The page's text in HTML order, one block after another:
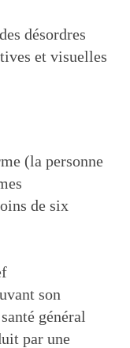
désordres
et visuelles
(la personne
de six
son
général
par une